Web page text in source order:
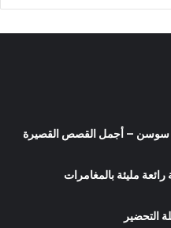
سوسن – أجمل القصص القصيرة
مليئة بالمغامرات
التحضير